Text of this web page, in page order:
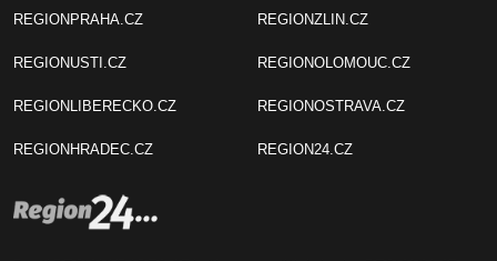
REGIONPRAHA.CZ
REGIONUSTI.CZ
REGIONLIBERECKO.CZ
REGIONHRADEC.CZ
REGIONZLIN.CZ
REGIONOLOMOUC.CZ
REGIONOSTRAVA.CZ
REGION24.CZ